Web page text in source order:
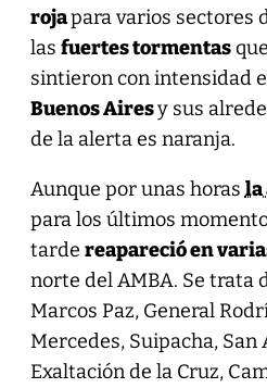
rojapara varios sectores
las fuertes tormentas
sintieron con intensidad
Buenos Airesy sus
de la alerta es naranja.
Aunque por unas horas la
para los últimos
tarde reapareció en
norte del AMBA. Se trata
Marcos Paz, General
Mercedes, Suipacha, San
Exaltación de la Cruz,